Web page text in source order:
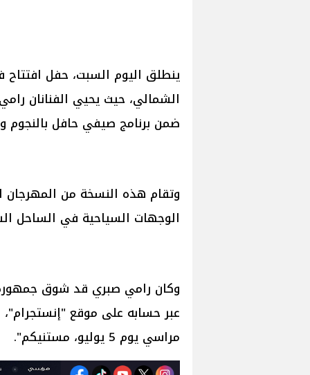
ينطلق اليوم السبت، حفل
الشمالي، حيث يحيي الفنانان
ضمن برنامج صيفي حافل بالنجوم
وتقام هذه النسخة من المهرجان
الوجهات السياحية في الساحل
وكان رامي صبري قد شوق جمهوره
عبر حسابه على موقع
مراسي يوم 5 يوليو، مستنيكم".